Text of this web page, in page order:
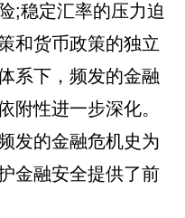
;稳定汇率的压力迫
和货币政策的独立
系下，频发的金融
附性进一步深化。
发的金融危机史为
金融安全提供了前